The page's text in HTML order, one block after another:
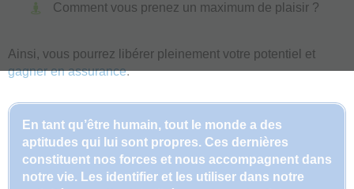
Comment vous prenez un maximum de plaisir ?
Ainsi, vous pourrez libérer pleinement votre potentiel et
gagner en assurance.
En tant qu’être humain, tout le monde a des
aptitudes qui lui sont propres. Ces dernières
constituent nos forces et nous accompagnent dans
notre vie. Les identifier et les utiliser dans notre